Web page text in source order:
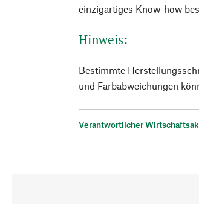
einzigartiges Know-how
Hinweis:
Bestimmte
und Farbabweichungen
Verantwortlicher